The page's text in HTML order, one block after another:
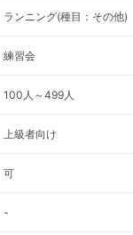
ランニング(種目：その他)
練習会
100人～499人
上級者向け
可
-